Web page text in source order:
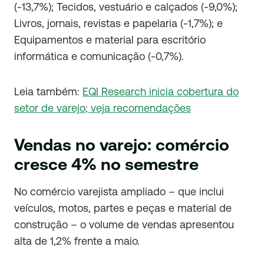
(-13,7%); Tecidos, vestuário e calçados (-9,0%);
Livros, jornais, revistas e papelaria (-1,7%); e
Equipamentos e material para escritório
informática e comunicação (-0,7%).
Leia também: EQI Research inicia cobertura do
setor de varejo; veja recomendações
Vendas no varejo: comércio
cresce 4% no semestre
No comércio varejista ampliado – que inclui
veículos, motos, partes e peças e material de
construção – o volume de vendas apresentou
alta de 1,2% frente a maio.